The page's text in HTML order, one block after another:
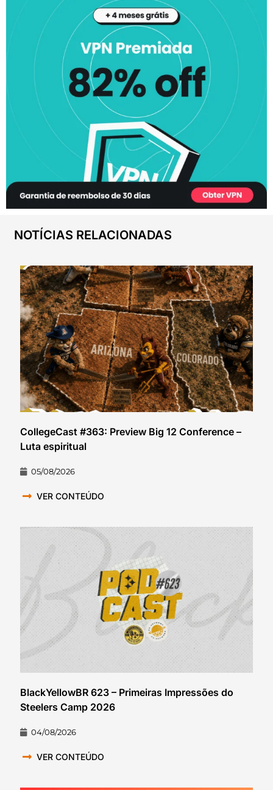
NOTÍCIAS RELACIONADAS
CollegeCast #363: Preview Big 12 Conference –
Luta espiritual
05/08/2026
VER CONTEÚDO
BlackYellowBR 623 – Primeiras Impressões do
Steelers Camp 2026
04/08/2026
VER CONTEÚDO